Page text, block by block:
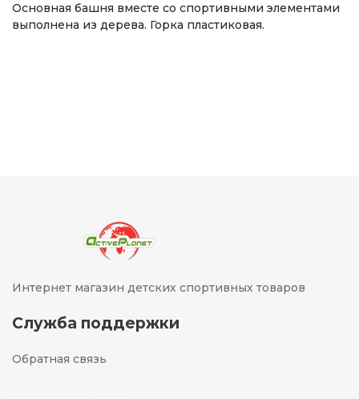
Основная башня вместе со спортивными элементами
выполнена из дерева. Горка пластиковая.
Интернет магазин детских спортивных товаров
Служба поддержки
Обратная связь